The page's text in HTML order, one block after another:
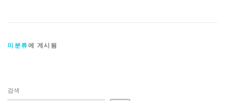
미분류에 게시됨
검색